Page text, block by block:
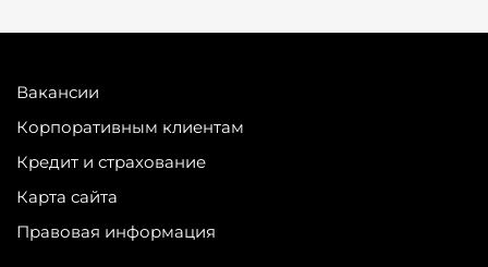
Вакансии
Корпоративным клиентам
Кредит и страхование
Карта сайта
Правовая информация